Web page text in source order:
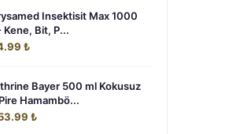
Insektisit Max 1000
Kene, Bit, P...
₺
Bayer 500 ml Kokusuz
Hamambö...
₺